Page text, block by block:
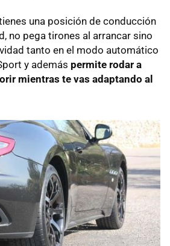
una posición de conducción
no pega tirones al arrancar sino
tanto en el modo automático
y además permite rodar a
mientras te vas adaptando al